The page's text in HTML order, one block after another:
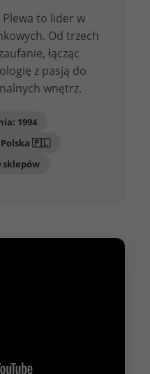
to lider w
Od trzech
łącząc
z pasją do
wnętrz.
1994
Polska 🇵🇱
sklepów